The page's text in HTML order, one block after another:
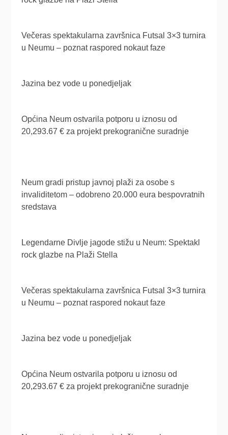
Večeras spektakularna završnica Futsal 3×3 turnira
u Neumu – poznat raspored nokaut faze
Jazina bez vode u ponedjeljak
Općina Neum ostvarila potporu u iznosu od
20,293.67 € za projekt prekogranične suradnje
Neum gradi pristup javnoj plaži za osobe s
invaliditetom – odobreno 20.000 eura bespovratnih
sredstava
Legendarne Divlje jagode stižu u Neum: Spektakl
rock glazbe na Plaži Stella
Večeras spektakularna završnica Futsal 3×3 turnira
u Neumu – poznat raspored nokaut faze
Jazina bez vode u ponedjeljak
Općina Neum ostvarila potporu u iznosu od
20,293.67 € za projekt prekogranične suradnje